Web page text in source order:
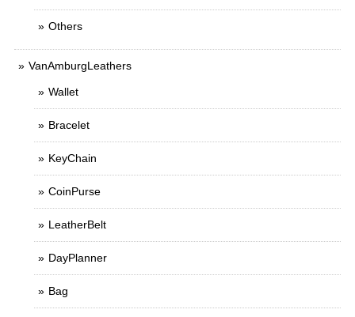
Others
VanAmburgLeathers
Wallet
Bracelet
KeyChain
CoinPurse
LeatherBelt
DayPlanner
Bag